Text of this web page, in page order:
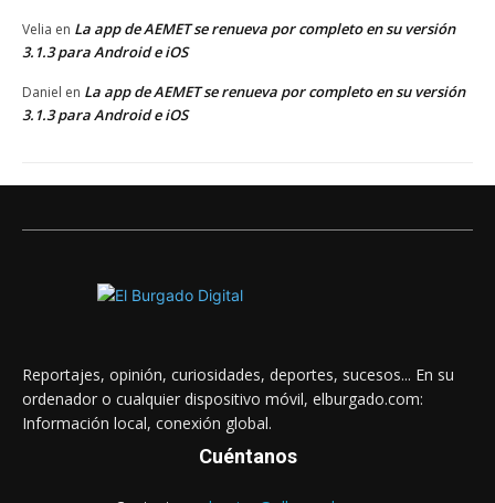
Velia en La app de AEMET se renueva por completo en su versión
3.1.3 para Android e iOS
Daniel en La app de AEMET se renueva por completo en su versión
3.1.3 para Android e iOS
Reportajes, opinión, curiosidades, deportes, sucesos... En su
ordenador o cualquier dispositivo móvil, elburgado.com:
Información local, conexión global.
Cuéntanos